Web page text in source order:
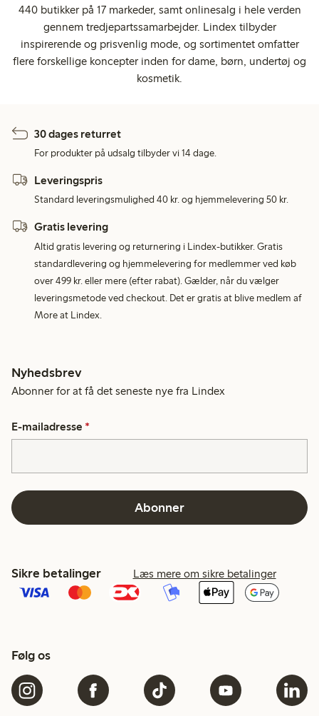
440 butikker på 17 markeder, samt onlinesalg i hele verden
gennem tredjepartssamarbejder. Lindex tilbyder
inspirerende og prisvenlig mode, og sortimentet omfatter
flere forskellige koncepter inden for dame, børn, undertøj og
kosmetik.
30 dages returret
For produkter på udsalg tilbyder vi 14 dage.
Leveringspris
Standard leveringsmulighed 40 kr. og hjemmelevering 50 kr.
Gratis levering
Altid gratis levering og returnering i Lindex-butikker. Gratis
standardlevering og hjemmelevering for medlemmer ved køb
over 499 kr. eller mere (efter rabat). Gælder, når du vælger
leveringsmetode ved checkout. Det er gratis at blive medlem af
More at Lindex.
Nyhedsbrev
Abonner for at få det seneste nye fra Lindex
E-mailadresse *
Abonner
Sikre betalinger Læs mere om sikre betalinger
Følg os